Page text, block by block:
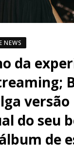
NEWS
da
versão
do seu
de